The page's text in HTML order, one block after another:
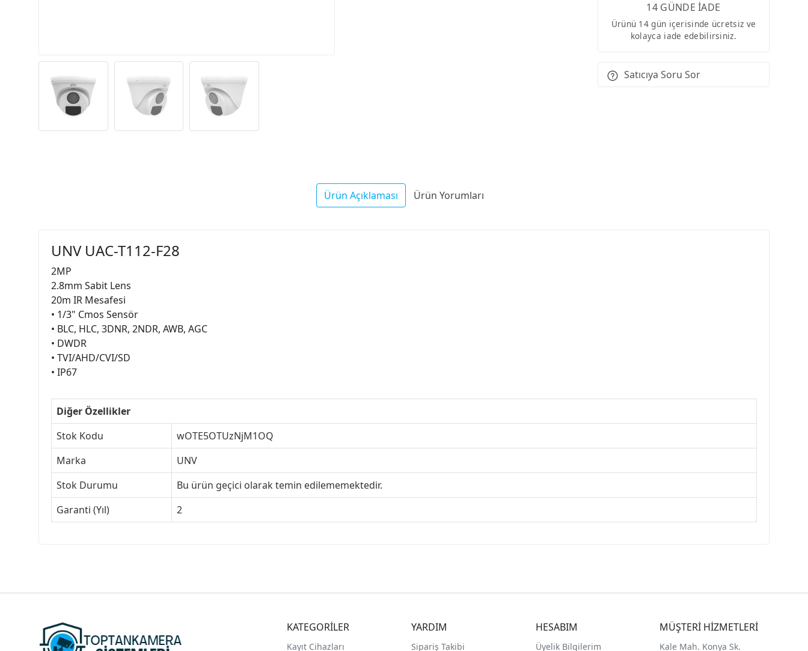
14 GÜNDE İADE
Ürünü 14 gün içerisinde ücretsiz ve
kolayca iade edebilirsiniz.
Satıcıya Soru Sor
Ürün Açıklaması Ürün Yorumları
UNV UAC-T112-F28
2MP
2.8mm Sabit Lens
20m IR Mesafesi
• 1/3" Cmos Sensör
• BLC, HLC, 3DNR, 2NDR, AWB, AGC
• DWDR
• TVI/AHD/CVI/SD
• IP67
Diğer Özellikler
Stok Kodu
wOTE5OTUzNjM1OQ
Marka
UNV
Stok Durumu
Bu ürün geçici olarak temin edilememektedir.
Garanti (Yıl)
2
KATEGORİLER
Kayıt Cihazları
YARDIM
Sipariş Takibi
HESABIM
Üyelik Bilgilerim
MÜŞTERİ HİZMETLERİ
Kale Mah. Konya Sk.